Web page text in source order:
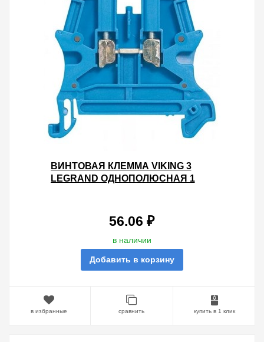
ВИНТОВАЯ КЛЕММА VIKING 3
LEGRAND ОДНОПОЛЮСНАЯ 1
56.06 ₽
в наличии
Добавить в корзину
в избранные сравнить купить в 1 клик